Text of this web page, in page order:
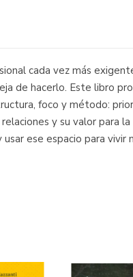
cada vez más
de hacerlo. Este libro
foco y método:
y su valor para
ese espacio para